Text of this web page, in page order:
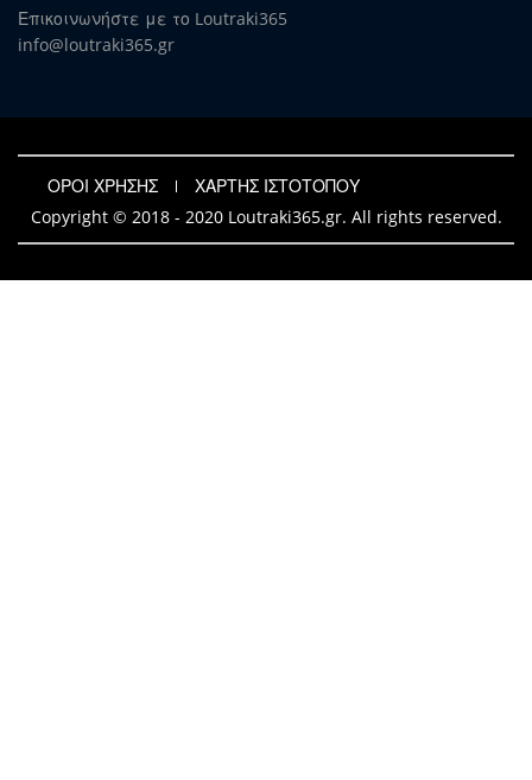
Επικοινωνήστε με το Loutraki365
info@loutraki365.gr
ΟΡΟΙ ΧΡΗΣΗΣ
ΧΑΡΤΗΣ ΙΣΤΟΤΟΠΟΥ
Copyright © 2018 - 2020 Loutraki365.gr. All rights reserved.